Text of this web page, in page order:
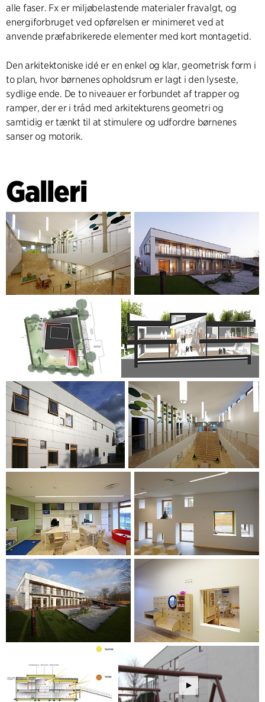
alle faser. Fx er miljøbelastende materialer fravalgt, og
energiforbruget ved opførelsen er minimeret ved at
anvende præfabrikerede elementer med kort montagetid.
Den arkitektoniske idé er en enkel og klar, geometrisk form i
to plan, hvor børnenes opholdsrum er lagt i den lyseste,
sydlige ende. De to niveauer er forbundet af trapper og
ramper, der er i tråd med arkitekturens geometri og
samtidig er tænkt til at stimulere og udfordre børnenes
sanser og motorik.
Galleri